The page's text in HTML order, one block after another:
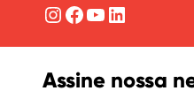
Instagram
Facebook
YouTube
LinkedIn
Assine nossa